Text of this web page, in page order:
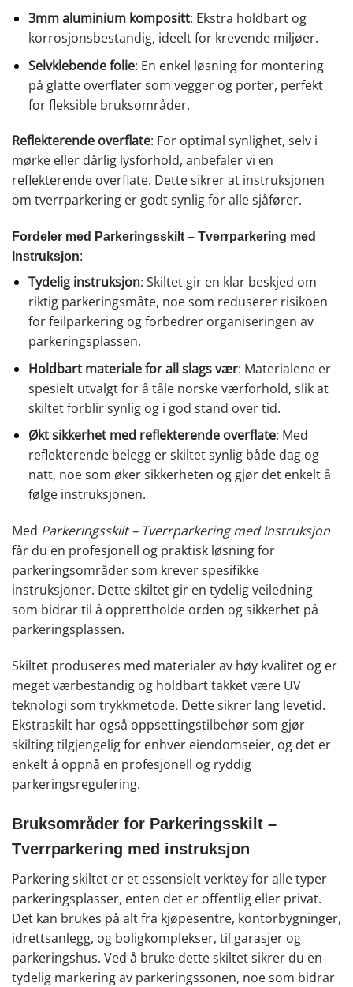
3mm aluminium kompositt: Ekstra holdbart og
korrosjonsbestandig, ideelt for krevende miljøer.
Selvklebende folie: En enkel løsning for montering
på glatte overflater som vegger og porter, perfekt
for fleksible bruksområder.
Reflekterende overflate: For optimal synlighet, selv i
mørke eller dårlig lysforhold, anbefaler vi en
reflekterende overflate. Dette sikrer at instruksjonen
om tverrparkering er godt synlig for alle sjåfører.
Fordeler med Parkeringsskilt – Tverrparkering med
Instruksjon:
Tydelig instruksjon: Skiltet gir en klar beskjed om
riktig parkeringsmåte, noe som reduserer risikoen
for feilparkering og forbedrer organiseringen av
parkeringsplassen.
Holdbart materiale for all slags vær: Materialene er
spesielt utvalgt for å tåle norske værforhold, slik at
skiltet forblir synlig og i god stand over tid.
Økt sikkerhet med reflekterende overflate: Med
reflekterende belegg er skiltet synlig både dag og
natt, noe som øker sikkerheten og gjør det enkelt å
følge instruksjonen.
Med Parkeringsskilt – Tverrparkering med Instruksjon
får du en profesjonell og praktisk løsning for
parkeringsområder som krever spesifikke
instruksjoner. Dette skiltet gir en tydelig veiledning
som bidrar til å opprettholde orden og sikkerhet på
parkeringsplassen.
Skiltet produseres med materialer av høy kvalitet og er
meget værbestandig og holdbart takket være UV
teknologi som trykkmetode. Dette sikrer lang levetid.
Ekstraskilt har også oppsettingstilbehørsom gjør
skilting tilgjengelig for enhver eiendomseier, og det er
enkelt å oppnå en profesjonell og ryddig
parkeringsregulering.
Bruksområder for Parkeringsskilt –
Tverrparkering med instruksjon
Parkering skiltet er et essensielt verktøy for alle typer
parkeringsplasser, enten det er offentlig eller privat.
Det kan brukes på alt fra kjøpesentre, kontorbygninger,
idrettsanlegg, og boligkomplekser, til garasjer og
parkeringshus. Ved å bruke dette skiltet sikrer du en
tydelig markering av parkeringssonen, noe som bidrar